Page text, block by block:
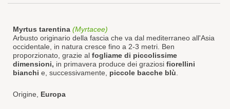
Myrtus tarentina (Myrtacee)
Arbusto originario della fascia che va dal mediterraneo all'Asia
occidentale, in natura cresce fino a 2-3 metri. Ben
proporzionato, grazie al fogliame di piccolissime
dimensioni, in primavera produce dei graziosi fiorellini
bianchi e, successivamente, piccole bacche blù
Origine, Europa